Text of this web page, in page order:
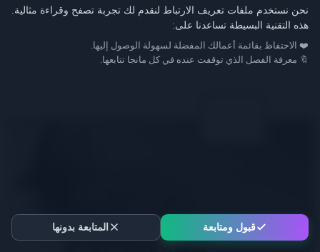
نحن نستخدم ملفات تعريف الارتباط لنقدم لك تجربة تصفح وقراءة مثالية.
هذه التقنية البسيطة تساعدنا على:
❤️ الاحتفاظ بقائمة أعمالك المفضلة لسهولة الوصول إليها.
🔖 معرفة الفصل الذي توقفت عنده في كل مانجا تتابعها.
قبول ومتابعة المتابعة بدونها